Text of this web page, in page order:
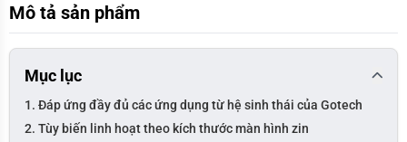
Mô tả sản phẩm
Mục lục
1. Đáp ứng đầy đủ các ứng dụng từ hệ sinh thái của Gotech
2. Tùy biến linh hoạt theo kích thước màn hình zin